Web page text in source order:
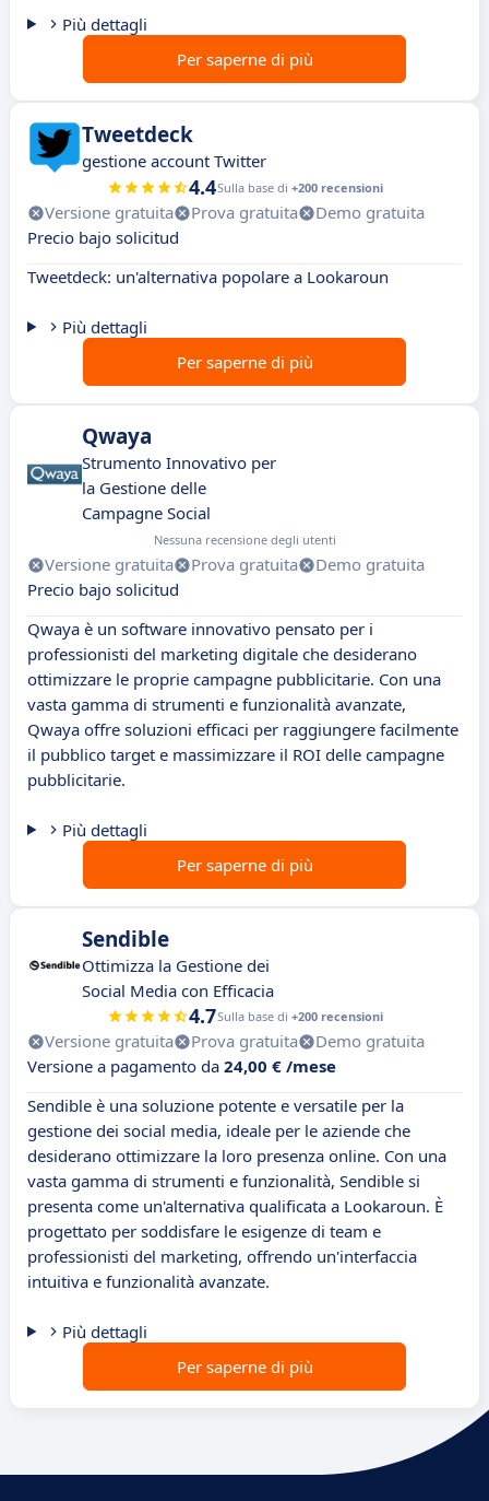
Più dettagli
Per saperne di più
Tweetdeck
gestione account Twitter
4.4Sulla base di +200 recensioni
Versione gratuita Prova gratuita
Demo gratuita
Precio bajo solicitud
Tweetdeck: un'alternativa popolare a Lookaroun
Più dettagli
Per saperne di più
Qwaya
Strumento Innovativo per
la Gestione delle
Campagne Social
Nessuna recensione degli utenti
Versione gratuita Prova gratuita
Demo gratuita
Precio bajo solicitud
Qwaya è un software innovativo pensato per i
professionisti del marketing digitale che desiderano
ottimizzare le proprie campagne pubblicitarie. Con una
vasta gamma di strumenti e funzionalità avanzate,
Qwaya offre soluzioni efficaci per raggiungere facilmente
il pubblico target e massimizzare il ROI delle campagne
pubblicitarie.
Più dettagli
Per saperne di più
Sendible
Ottimizza la Gestione dei
Social Media con Efficacia
4.7Sulla base di +200 recensioni
Versione gratuita Prova gratuita
Demo gratuita
Versione a pagamento da 24,00 € /mese
Sendible è una soluzione potente e versatile per la
gestione dei social media, ideale per le aziende che
desiderano ottimizzare la loro presenza online. Con una
vasta gamma di strumenti e funzionalità, Sendible si
presenta come un'alternativa qualificata a Lookaroun. È
progettato per soddisfare le esigenze di team e
professionisti del marketing, offrendo un'interfaccia
intuitiva e funzionalità avanzate.
Più dettagli
Per saperne di più